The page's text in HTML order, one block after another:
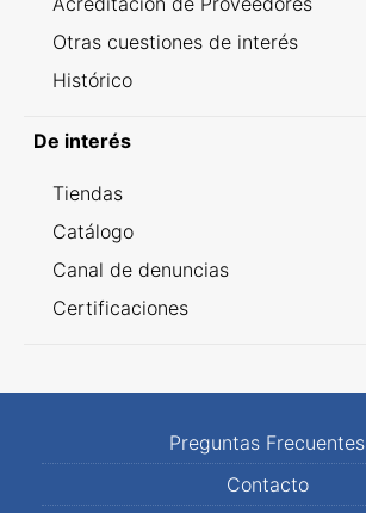
Otras cuestiones de interés
Histórico
De interés
Tiendas
Catálogo
Canal de denuncias
Certificaciones
Preguntas Frecuentes
Contacto